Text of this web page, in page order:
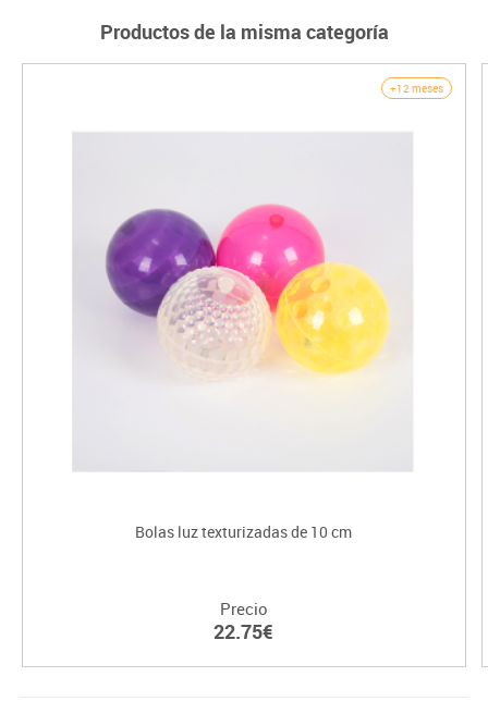
Productos de la misma categoría
+12 meses
Bolas luz texturizadas de 10 cm
Precio
22.75€